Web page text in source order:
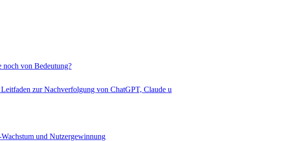
von Bedeutung?
zur Nachverfolgung von ChatGPT, Claude u
und Nutzergewinnung